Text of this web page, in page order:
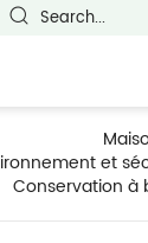
Search...
et
Conservation à